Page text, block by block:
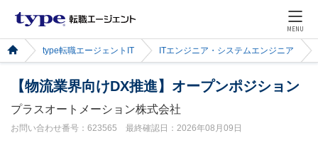
MENU
type転職エージェントIT ITエンジニア・システムエンジニア
【物流業界向けDX推進】オープンポジション
プラスオートメーション株式会社
お問い合わせ番号：623565 最終確認日：2026年08月09日